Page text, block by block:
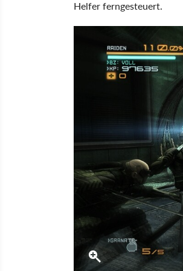
Helfer ferngesteuert.